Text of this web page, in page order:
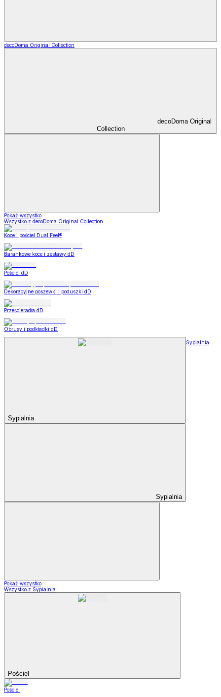
decoDoma Original Collection
decoDoma Original
Collection
Pokaż wszystko
Wszystko z decoDoma Original Collection
Koce i pościel Dual Feel®
Barankowe koce i zestawy dD
Pościel dD
Dekoracyjne poszewki i poduszki dD
Prześcieradła dD
Obrusy i podkładki dD
Sypialnia
Sypialnia
Sypialnia
Pokaż wszystko
Wszystko z Sypialnia
Pościel
Pościel